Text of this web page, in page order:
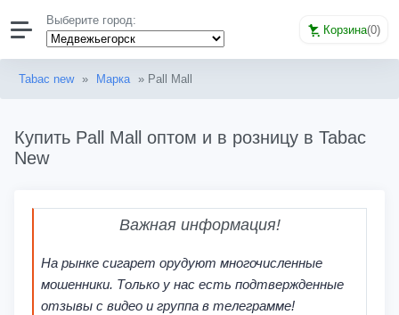
Выберите город:
Корзина(0)
Tabac new » Марка » Pall Mall
Купить Pall Mall оптом и в розницу в Tabac
New
Важная информация!
На рынке сигарет орудуют многочисленные
мошенники. Только у нас есть подтвержденные
отзывы с видео и группа в телеграмме!